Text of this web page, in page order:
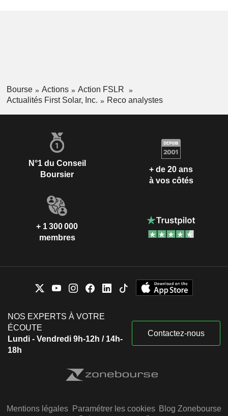
Bourse Actions
Action FSLR
Actualités First Solar, Inc.
Reco analystes
N°1 du Conseil
Boursier
+ de 20 ans
à vos côtés
+ 1 300 000
membres
NOS EXPERTS À VOTRE
ÉCOUTE
Lundi - Vendredi 9h-12h / 14h-
18h
Contactez-nous
Mentions légales Paramétrer les cookies Blog Zonebourse